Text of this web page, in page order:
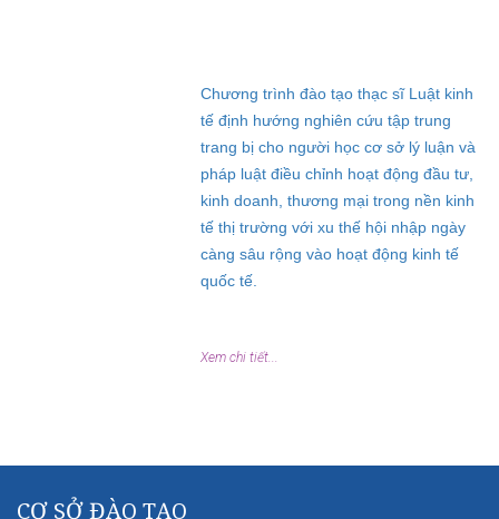
Chương trình đào tạo thạc sĩ Luật kinh
tế định hướng nghiên cứu tập trung
trang bị cho người học cơ sở lý luận và
pháp luật điều chỉnh hoạt động đầu tư,
kinh doanh, thương mại trong nền kinh
tế thị trường với xu thế hội nhập ngày
càng sâu rộng vào hoạt động kinh tế
quốc tế.
Xem chi tiết...
CƠ SỞ ĐÀO TẠO